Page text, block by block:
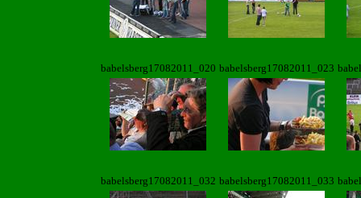
babelsberg17082011_020 babelsberg17082011_023
babelsberg17082011_032 babelsberg17082011_033